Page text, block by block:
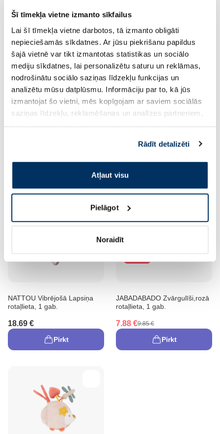
Šī tīmekļa vietne izmanto sīkfailus
Lai šī tīmekļa vietne darbotos, tā izmanto obligāti
nepieciešamās sīkdatnes. Ar jūsu piekrišanu papildus
šajā vietnē var tikt izmantotas statistikas un sociālo
mediju sīkdatnes, lai personalizētu saturu un reklāmas,
nodrošinātu sociālo saziņas līdzekļu funkcijas un
analizētu mūsu datplūsmu. Informāciju par to, kā jūs
izmantojat šo vietni, mēs kopīgojam ar saviem sociālās
saziņas līdzekļu, reklamēšanas un analīzes partneriem,
pakalpojumus. Ja piekrītat šo papildu sīkdatņu
izmantošanai, lūdzu, atzīmējiet savu izvēli:
Rādīt detalizēti
Atļaut visu
Pielāgot
Noraidīt
NATTOU Vibrējošā Lapsiņa
rotaļlieta, 1 gab.
18.69 €
Pirkt
JABADABADO Zvārgulīši,rozā
rotaļlieta, 1 gab.
7.88 €9.85 €
Pirkt